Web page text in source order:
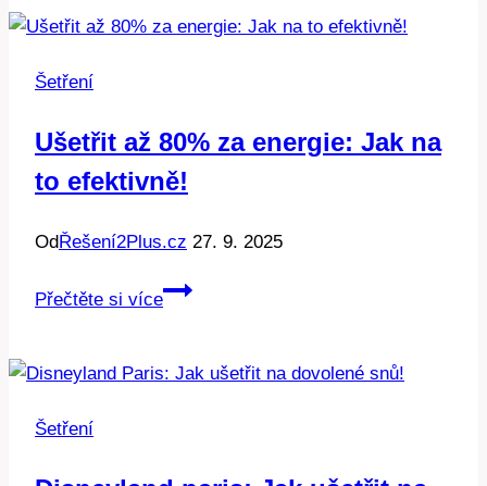
našetřit
Šetření
Ušetřit až 80% za energie: Jak na
to efektivně!
OdŘešení2Plus.cz 27. 9. 2025
Přečtěte si více
Ušetřit
za
Šetření